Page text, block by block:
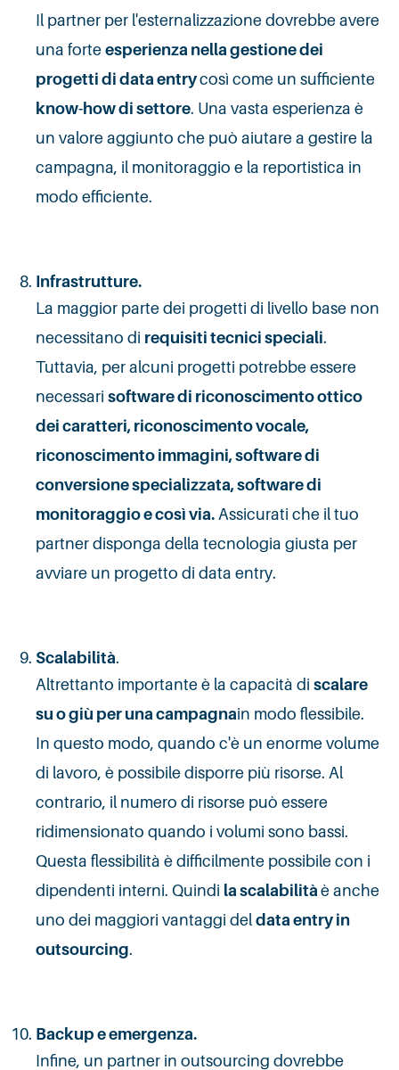
Il partner per l'esternalizzazione dovrebbe avere
una forte esperienza nella gestione dei
progetti di data entrycosì come un sufficiente
know-how di settore. Una vasta esperienza è
un valore aggiunto che può aiutare a gestire la
campagna, il monitoraggio e la reportistica in
modo efficiente.
Infrastrutture.
La maggior parte dei progetti di livello base non
necessitano di requisiti tecnici speciali.
Tuttavia, per alcuni progetti potrebbe essere
necessari software di riconoscimento ottico
dei caratteri, riconoscimento vocale,
riconoscimento immagini, software di
conversione specializzata, software di
monitoraggio e così via. Assicurati che il tuo
partner disponga della tecnologia giusta per
avviare un progetto di data entry.
Scalabilità.
Altrettanto importante è la capacità di scalare
su o giù per una campagnain modo flessibile.
In questo modo, quando c'è un enorme volume
di lavoro, è possibile disporre più risorse. Al
contrario, il numero di risorse può essere
ridimensionato quando i volumi sono bassi.
Questa flessibilità è difficilmente possibile con i
dipendenti interni. Quindi la scalabilità è anche
uno dei maggiori vantaggi del data entry in
outsourcing.
Backup e emergenza.
Infine, un partner in outsourcing dovrebbe